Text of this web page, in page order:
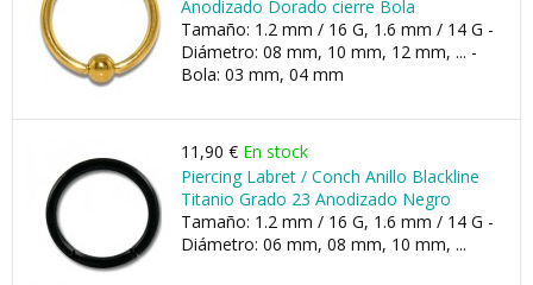
Anodizado Dorado cierre Bola
Tamaño: 1.2 mm / 16 G, 1.6 mm / 14 G -
Diámetro: 08 mm, 10 mm, 12 mm, ... -
Bola: 03 mm, 04 mm
11,90 € En stock
Piercing Labret / Conch Anillo Blackline
Titanio Grado 23 Anodizado Negro
Tamaño: 1.2 mm / 16 G, 1.6 mm / 14 G -
Diámetro: 06 mm, 08 mm, 10 mm, ...